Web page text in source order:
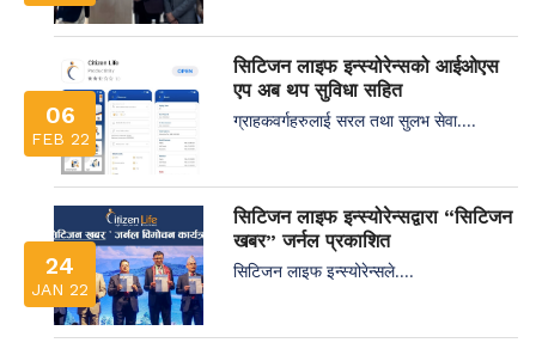
06
FEB 22
सिटिजन लाइफ इन्स्योरेन्सको आईओएस
एप अब थप सुविधा सहित
ग्राहकवर्गहरुलाई सरल तथा सुलभ सेवा....
24
JAN 22
सिटिजन लाइफ इन्स्योरेन्सद्वारा “सिटिजन
खबर” जर्नल प्रकाशित
सिटिजन लाइफ इन्स्योरेन्सले....